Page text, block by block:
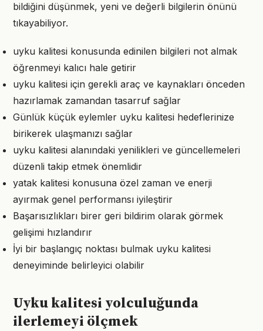
bildiğini düşünmek, yeni ve değerli bilgilerin önünü
tıkayabiliyor.
uyku kalitesi konusunda edinilen bilgileri not almak
öğrenmeyi kalıcı hale getirir
uyku kalitesi için gerekli araç ve kaynakları önceden
hazırlamak zamandan tasarruf sağlar
Günlük küçük eylemler uyku kalitesi hedeflerinize
birikerek ulaşmanızı sağlar
uyku kalitesi alanındaki yenilikleri ve güncellemeleri
düzenli takip etmek önemlidir
yatak kalitesi konusuna özel zaman ve enerji
ayırmak genel performansı iyileştirir
Başarısızlıkları birer geri bildirim olarak görmek
gelişimi hızlandırır
İyi bir başlangıç noktası bulmak uyku kalitesi
deneyiminde belirleyici olabilir
Uyku kalitesi yolculuğunda
ilerlemeyi ölçmek